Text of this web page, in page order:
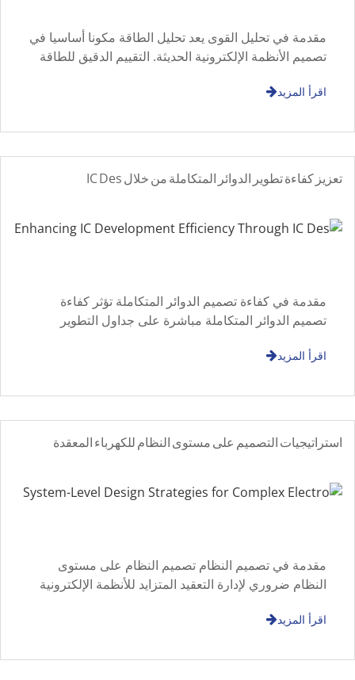
مقدمة في تحليل القوى يعد تحليل الطاقة مكونا أساسيا في
تصميم الأنظمة الإلكترونية الحديثة. التقييم الدقيق للطاقة
اقرأ المزيد
تعزيز كفاءة تطوير الدوائر المتكاملة من خلال IC Des
مقدمة في كفاءة تصميم الدوائر المتكاملة تؤثر كفاءة
تصميم الدوائر المتكاملة مباشرة على جداول التطوير
التصميمي المحسنة أكثر أهمية
اقرأ المزيد
استراتيجيات التصميم على مستوى النظام للكهرباء المعقدة
مقدمة في تصميم النظام تصميم النظام على مستوى
النظام ضروري لإدارة التعقيد المتزايد للأنظمة الإلكترونية
الهندسة المعمارية، مهندس
اقرأ المزيد